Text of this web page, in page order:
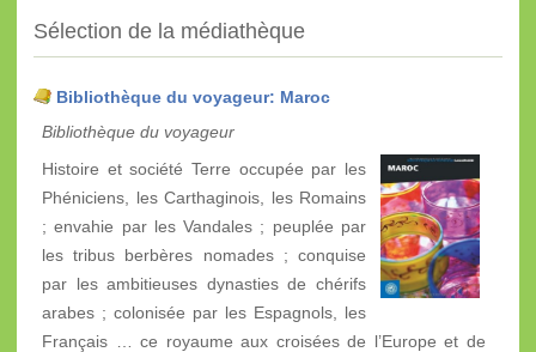
Sélection de la médiathèque
Bibliothèque du voyageur: Maroc
Bibliothèque du voyageur
Histoire et société Terre occupée par les
Phéniciens, les Carthaginois, les Romains
; envahie par les Vandales ; peuplée par
les tribus berbères nomades ; conquise
par les ambitieuses dynasties de chérifs
arabes ; colonisée par les Espagnols, les
Français … ce royaume aux croisées de l’Europe et de